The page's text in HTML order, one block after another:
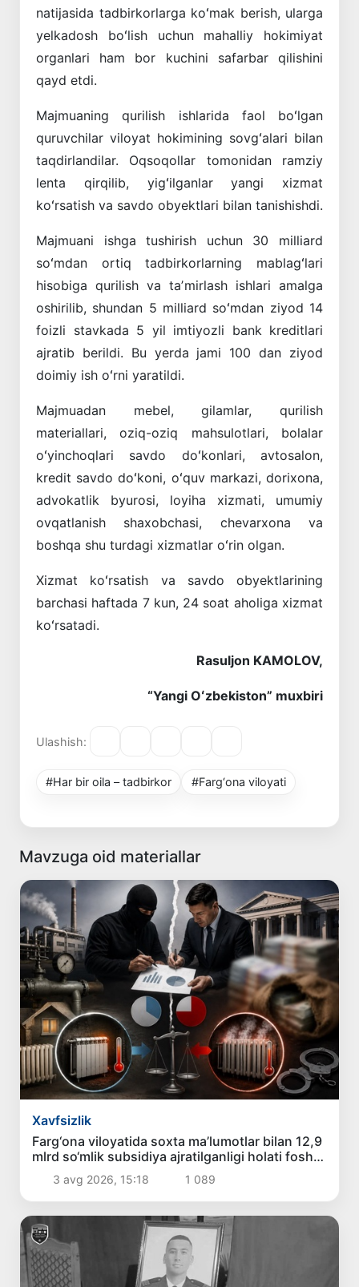
natijasida tadbirkorlarga koʻmak berish, ularga
yelkadosh boʻlish uchun mahalliy hokimiyat
organlari ham bor kuchini safarbar qilishini
qayd etdi.
Majmuaning qurilish ishlarida faol boʻlgan
quruvchilar viloyat hokimining sovgʻalari bilan
taqdirlandilar. Oqsoqollar tomonidan ramziy
lenta qirqilib, yigʻilganlar yangi xizmat
koʻrsatish va savdo obyektlari bilan tanishishdi.
Majmuani ishga tushirish uchun 30 milliard
soʻmdan ortiq tadbirkorlarning mablagʻlari
hisobiga qurilish va taʼmirlash ishlari amalga
oshirilib, shundan 5 milliard soʻmdan ziyod 14
foizli stavkada 5 yil imtiyozli bank kreditlari
ajratib berildi. Bu yerda jami 100 dan ziyod
doimiy ish oʻrni yaratildi.
Majmuadan mebel, gilamlar, qurilish
materiallari, oziq-oziq mahsulotlari, bolalar
oʻyinchoqlari savdo doʻkonlari, avtosalon,
kredit savdo doʻkoni, oʻquv markazi, dorixona,
advokatlik byurosi, loyiha xizmati, umumiy
ovqatlanish shaxobchasi, chevarxona va
boshqa shu turdagi xizmatlar oʻrin olgan.
Xizmat koʻrsatish va savdo obyektlarining
barchasi haftada 7 kun, 24 soat aholiga xizmat
koʻrsatadi.
Rasuljon KAMOLOV,
“Yangi Oʻzbekiston” muxbiri
Ulashish:
#Har bir oila – tadbirkor #Farg‘ona viloyati
Mavzuga oid materiallar
Xavfsizlik
Farg‘ona viloyatida soxta ma’lumotlar bilan 12,9
mlrd so‘mlik subsidiya ajratilganligi holati fosh
etildi3 avg 2026, 15:18 1 089